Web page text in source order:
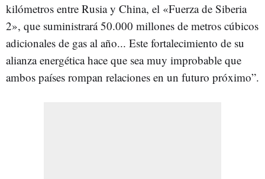
kilómetros entre Rusia y China, el «Fuerza de Siberia
2», que suministrará 50.000 millones de metros cúbicos
adicionales de gas al año... Este fortalecimiento de su
alianza energética hace que sea muy improbable que
ambos países rompan relaciones en un futuro próximo”.